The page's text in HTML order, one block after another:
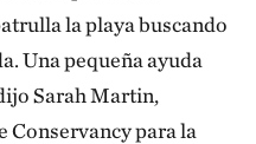
la playa buscando
Una pequeña ayuda
Sarah Martin,
Conservancy para la